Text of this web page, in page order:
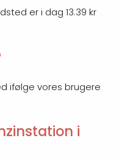
er i dag 13.39 kr
ifølge vores brugere
i